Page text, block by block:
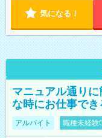
気になる！
マニュアル通り
な時にお仕事で
アルバイト 職種未経験